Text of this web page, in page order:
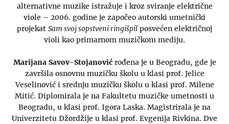
alternativne muzike istražuje i kroz sviranje električne
viole – 2006. godine je započeo autorski umetnički
projekat Sam svoj sopstveni ringišpil posvećen električnoj
violi kao primarnom muzičkom mediju.
Marijana Savov-Stojanovićrođena je u Beogradu, gde je
završila osnovnu muzičku školu u klasi prof. Jelice
Veselinović i srednju muzičku školu u klasi prof. Milene
Mitić. Diplomirala je na Fakultetu muzičke umetnosti u
Beogradu, u klasi prof. Igora Laska. Magistrirala je na
Univerzitetu Džordžije u klasi prof. Evgenija Rivkina. Dve